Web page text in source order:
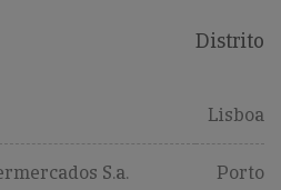
Distrito
Lisboa
S.a. Porto